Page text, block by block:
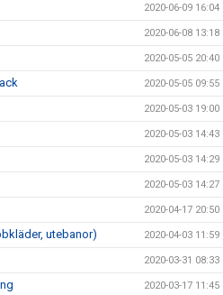
2020-06-09 16:04
2020-06-08 13:18
2020-05-05 20:40
2020-05-05 09:55
2020-05-03 19:00
2020-05-03 14:43
2020-05-03 14:29
2020-05-03 14:27
2020-04-17 20:50
utebanor) 2020-04-03 11:59
2020-03-31 08:33
2020-03-17 11:45